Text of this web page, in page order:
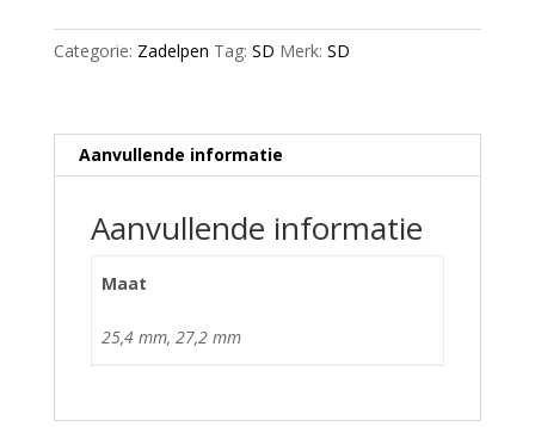
Categorie: Zadelpen Tag: SD Merk: SD
Aanvullende informatie
Aanvullende informatie
Maat
25,4 mm, 27,2 mm